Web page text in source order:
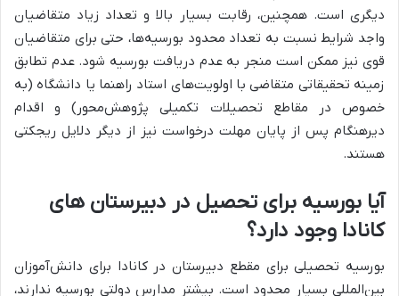
دیگری است. همچنین، رقابت بسیار بالا و تعداد زیاد متقاضیان
واجد شرایط نسبت به تعداد محدود بورسیه‌ها، حتی برای متقاضیان
قوی نیز ممکن است منجر به عدم دریافت بورسیه شود. عدم تطابق
زمینه تحقیقاتی متقاضی با اولویت‌های استاد راهنما یا دانشگاه (به
خصوص در مقاطع تحصیلات تکمیلی پژوهش‌محور) و اقدام
دیرهنگام پس از پایان مهلت درخواست نیز از دیگر دلایل ریجکتی
هستند.
آیا بورسیه برای تحصیل در دبیرستان های
کانادا وجود دارد؟
بورسیه تحصیلی برای مقطع دبیرستان در کانادا برای دانش‌آموزان
بین‌المللی بسیار محدود است. بیشتر مدارس دولتی بورسیه ندارند،